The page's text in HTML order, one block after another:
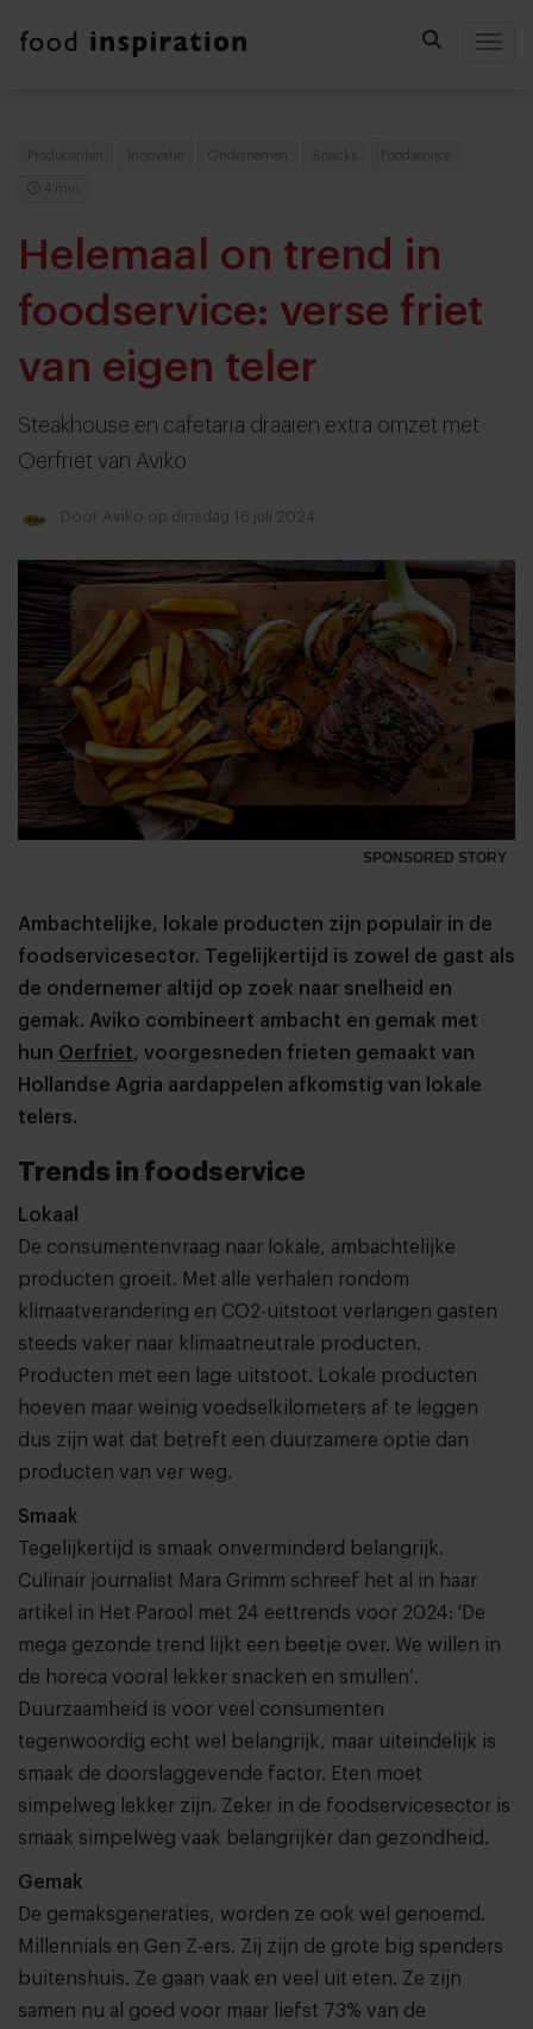
Producenten Innovatie Ondernemen Snacks Foodservice
4 min
Helemaal on trend in
foodservice: verse friet
van eigen teler
Steakhouse en cafetaria draaien extra omzet met
Oerfriet van Aviko
Door Aviko op dinsdag 16 juli 2024
SPONSORED STORY
Ambachtelijke, lokale producten zijn populair in de
foodservicesector. Tegelijkertijd is zowel de gast als
de ondernemer altijd op zoek naar snelheid en
gemak. Aviko combineert ambacht en gemak met
hun Oerfriet, voorgesneden frieten gemaakt van
Hollandse Agria aardappelen afkomstig van lokale
telers.
Trends in foodservice
Lokaal
De consumentenvraag naar lokale, ambachtelijke
producten groeit. Met alle verhalen rondom
klimaatverandering en CO2-uitstoot verlangen gasten
steeds vaker naar klimaatneutrale producten.
Producten met een lage uitstoot. Lokale producten
hoeven maar weinig voedselkilometers af te leggen
dus zijn wat dat betreft een duurzamere optie dan
producten van ver weg.
Smaak
Tegelijkertijd is smaak onverminderd belangrijk.
Culinair journalist Mara Grimm schreef het al in haar
artikel in Het Parool met 24 eettrends voor 2024: 'De
mega gezonde trend lijkt een beetje over. We willen in
de horeca vooral lekker snacken en smullen’.
Duurzaamheid is voor veel consumenten
tegenwoordig echt wel belangrijk, maar uiteindelijk is
smaak de doorslaggevende factor. Eten moet
simpelweg lekker zijn. Zeker in de foodservicesector is
smaak simpelweg vaak belangrijker dan gezondheid.
Gemak
De gemaksgeneraties, worden ze ook wel genoemd.
Millennials en Gen Z-ers. Zij zijn de grote big spenders
buitenshuis. Ze gaan vaak en veel uit eten. Ze zijn
samen nu al goed voor maar liefst 73% van de